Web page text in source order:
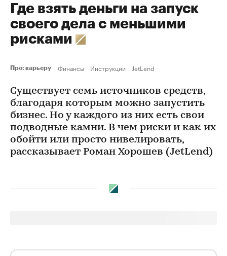
Где взять деньги на запуск
своего дела с меньшими
рисками
Про: карьеру Финансы Инструкции JetLend
Существует семь источников средств,
благодаря которым можно запустить
бизнес. Но у каждого из них есть свои
подводные камни. В чем риски и как их
обойти или просто нивелировать,
рассказывает Роман Хорошев (JetLend)